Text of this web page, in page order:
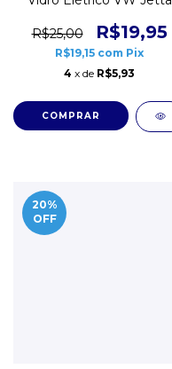
R$25,00 R$19,95
R$19,15 com Pix
4 x de R$5,93
20%
OFF